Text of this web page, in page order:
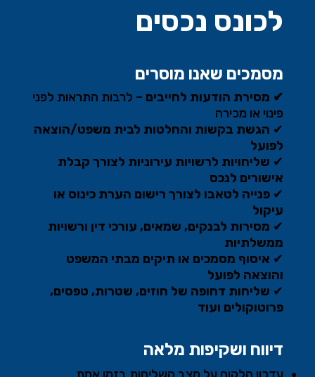
לכונס נכסים
מסמכים שאנו מוסרים
✔ מסירת הודעות לחייבים – לרבות התראות לפני
פינוי או מכירה
✔ הגשת בקשות והחלטות לבית משפט/הוצאה
לפועל
✔ שליחויות לרשויות עירוניות לצורך קבלת
אישורים לנכס
✔ פנייה לטאבו לצורך רישום הערת כינוס או
עיקול
✔ מסירות לבנקים, שמאים, עורכי דין ורשויות
ממשלתיות
✔ איסוף מסמכים או תיקים מבתי המשפט
והוצאה לפועל
✔ שליחות דחופה של חוזים, שטרות, טפסים,
פרוטוקולים ועוד
דיווח ושקיפות מלאה